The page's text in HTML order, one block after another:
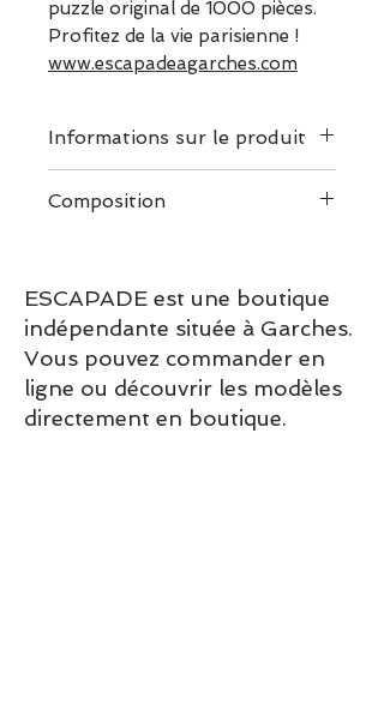
puzzle original de 1000 pièces.
Profitez de la vie parisienne !
www.escapadeagarches.com
Informations sur le produit
48 x 68 cm
Fabriqué en Espagne
Normes CE, interdit aux
enfants de 0 à 3 ans
Composition
ESCAPADE est une boutique
indépendante située à Garches.
Vous pouvez commander en
ligne ou découvrir les modèles
directement en boutique.